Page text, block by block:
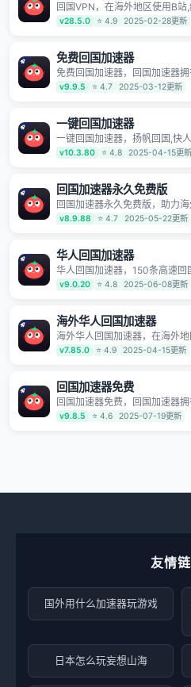
回国VPN，在海外地区使用B站
限制/网络IP屏蔽,缓冲卡顿等问
专用回国VPN,可加速解决各类
时服务。
v28.5.0 ⭐ 4.9 2025-02-28更新
免费回国加速器
免费回国加速器，回国加速器
运营商专线不卡顿超稳定，专为
造，帮助海外华人免除地域限制
v9.9.5 ⭐ 4.7 2025-03-12更新
一键回国加速器
一键回国加速器，扬帆回国,快
都在用的音乐视频回国加速器
Mac TV VIP 支持多种加速场景
艺、哔哩哔哩和优酷视频,在国外
v10.3.80 ⭐ 4.8 2025-04-15更新
回国加速器永久免费版
回国加速器永久免费版，助力
络，快速开启国内各直播平台,
问题；更能加速海量国服游戏，
v8.9.88 ⭐ 4.7 2025-05-22更新
华人回国加速器
华人回国加速器，150条高速回
点 无需注册 一键连接 提供高速
乐app,快人一步 应用模式 App
止第三方对数据进行窃取和监听
v9.0.20 ⭐ 4.8 2025-06-08更新
海外华人回国加速器
海外华人回国加速器，在海外地
站地区版权限制/网络IP屏蔽,缓
的哔哩哔哩专用回国VPN,可加
服7*24小时服务。
v7.85.0 ⭐ 4.9 2025-04-15更新
回国加速器免费
回国加速器免费，回国加速器
运营商专线不卡顿超稳定，专为
造，帮助海外华人免除地域限制
v9.8.5 ⭐ 4.6 2025-07-19更新
友情
国外用什么加速器玩游戏
日本怎么玩妄想山海